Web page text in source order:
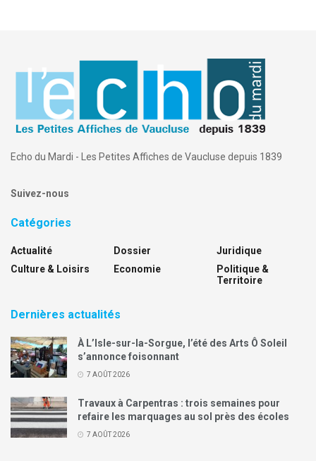
Echo du Mardi - Les Petites Affiches de Vaucluse depuis 1839
Suivez-nous
Catégories
Actualité
Culture & Loisirs
Dossier
Economie
Juridique
Politique &
Territoire
Dernières actualités
À L’Isle-sur-la-Sorgue, l’été des Arts Ô Soleil
s’annonce foisonnant
7 AOÛT 2026
Travaux à Carpentras : trois semaines pour
refaire les marquages au sol près des écoles
7 AOÛT 2026